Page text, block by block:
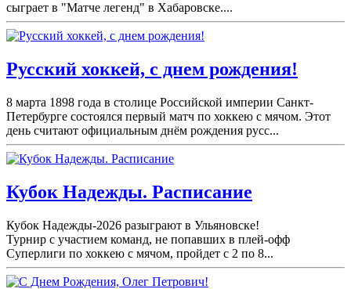
сыграет в "Матче легенд" в Хабаровске....
Русский хоккей, с днем рождения!
8 марта 1898 года в столице Российской империи Санкт-
Петербурге состоялся первый матч по хоккею с мячом. Этот
день считают официальным днём рождения русс...
Кубок Надежды. Расписание
Кубок Надежды-2026 разыграют в Ульяновске!
Турнир с участием команд, не попавших в плей-офф
Суперлиги по хоккею с мячом, пройдет с 2 по 8...